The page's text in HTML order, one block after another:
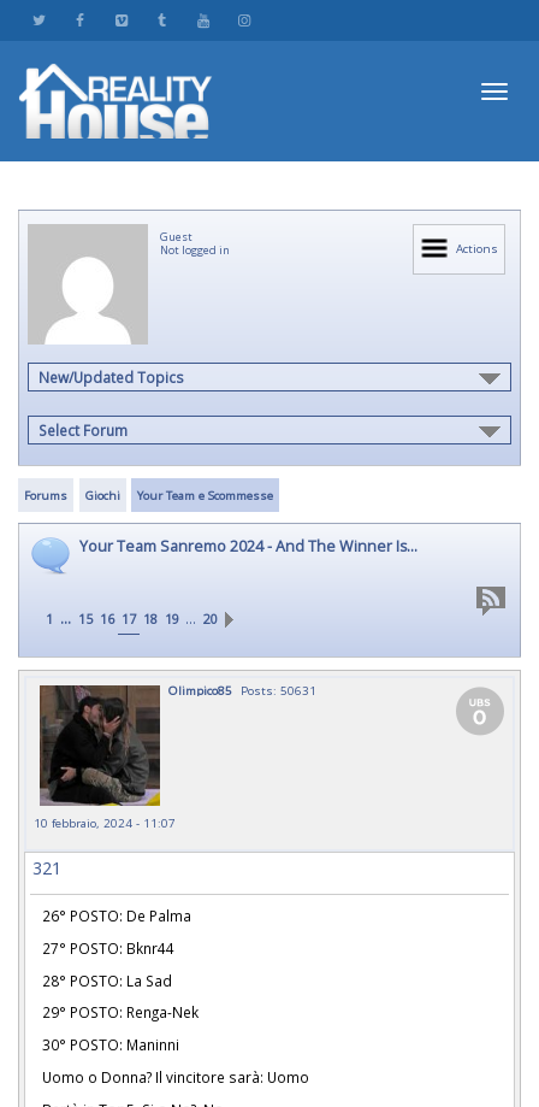
Actions
Guest
Not logged in
New/Updated Topics
Select Forum
Forums Giochi Your Team e Scommesse
Your Team Sanremo 2024 - And The Winner Is...
1 ... 15 16 17 18 19 … 20
Olimpico85 Posts: 50631
10 febbraio, 2024 - 11:07
321
26° POSTO: De Palma
27° POSTO: Bknr44
28° POSTO: La Sad
29° POSTO: Renga-Nek
30° POSTO: Maninni
Uomo o Donna? Il vincitore sarà: Uomo